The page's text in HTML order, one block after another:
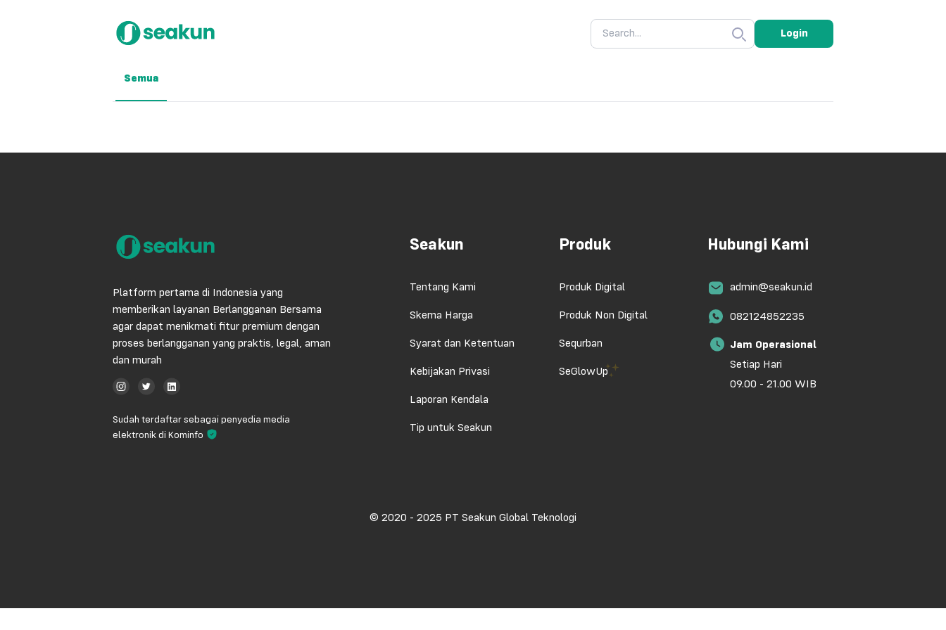
Login
Semua
Platform pertama di Indonesia yang
memberikan layanan Berlangganan Bersama
agar dapat menikmati fitur premium dengan
proses berlangganan yang praktis, legal, aman
dan murah
Sudah terdaftar sebagai penyedia media
elektronik di Kominfo
Seakun
Tentang Kami
Skema Harga
Syarat dan Ketentuan
Kebijakan Privasi
Laporan Kendala
Tip untuk Seakun
Produk
Produk Digital
Produk Non Digital
Sequrban
SeGlowUp
Hubungi Kami
admin@seakun.id
082124852235
Jam Operasional
Setiap Hari
09.00 - 21.00 WIB
© 2020 - 2025 PT Seakun Global Teknologi